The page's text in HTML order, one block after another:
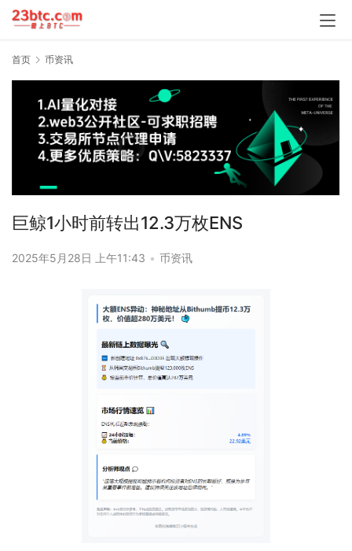
首页 币资讯
巨鲸1小时前转出12.3万枚ENS
2025年5月28日 上午11:43 • 币资讯